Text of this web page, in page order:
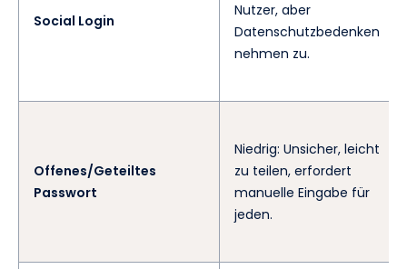
Social Login
Nutzer, aber
Datenschutzbedenken
nehmen zu.
Offenes/Geteiltes
Passwort
Niedrig: Unsicher, leicht
zu teilen, erfordert
manuelle Eingabe für
jeden.